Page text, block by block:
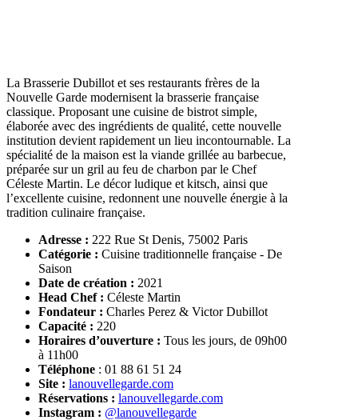
La Brasserie Dubillot et ses restaurants frères de la
Nouvelle Garde modernisent la brasserie française
classique. Proposant une cuisine de bistrot simple,
élaborée avec des ingrédients de qualité, cette nouvelle
institution devient rapidement un lieu incontournable. La
spécialité de la maison est la viande grillée au barbecue,
préparée sur un gril au feu de charbon par le Chef
Céleste Martin. Le décor ludique et kitsch, ainsi que
l’excellente cuisine, redonnent une nouvelle énergie à la
tradition culinaire française.
Adresse : 222 Rue St Denis, 75002 Paris
Catégorie : Cuisine traditionnelle française - De
Saison
Date de création : 2021
Head Chef : Céleste Martin
Fondateur : Charles Perez & Victor Dubillot
Capacité : 220
Horaires d’ouverture : Tous les jours, de 09h00
à 11h00
Téléphone : 01 88 61 51 24
Site : lanouvellegarde.com
Réservations : lanouvellegarde.com
Instagram : @lanouvellegarde